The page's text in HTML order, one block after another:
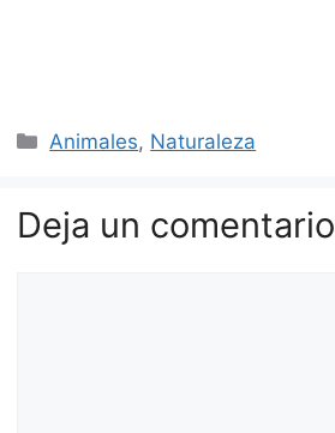
Categorías
Animales, Naturaleza
Deja un comentario